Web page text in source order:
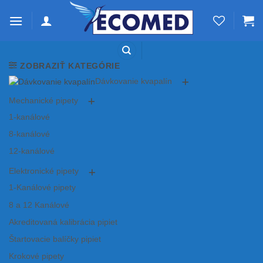
ZOBRAZIŤ KATEGÓRIE
Dávkovanie kvapalín
Mechanické pipety
1-kanálové
8-kanálové
12-kanálové
Elektronické pipety
1-Kanálové pipety
8 a 12 Kanálové
Akreditovaná kalibrácia pipiet
Štartovacie balíčky pipiet
Krokové pipety